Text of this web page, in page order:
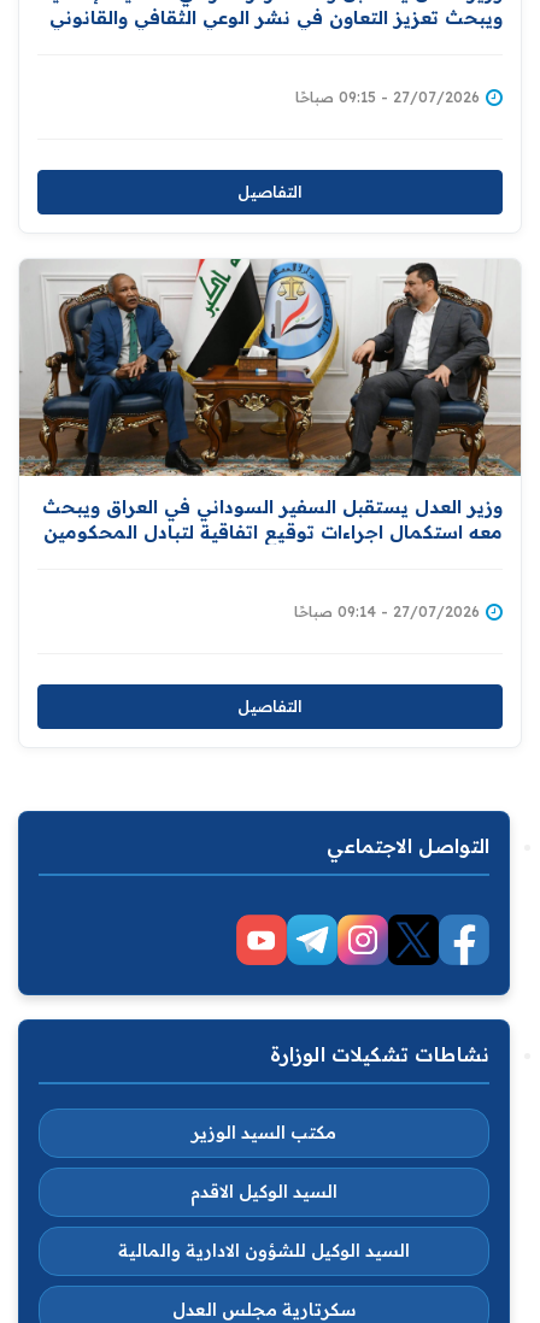
ويبحث تعزيز التعاون في نشر الوعي الثقافي والقانوني
27/07/2026 - 09:15 صباحًا
التفاصيل
وزير العدل يستقبل السفير السوداني في العراق ويبحث
معه استكمال اجراءات توقيع اتفاقية لتبادل المحكومين
27/07/2026 - 09:14 صباحًا
التفاصيل
التواصل الاجتماعي
نشاطات تشكيلات الوزارة
مكتب السيد الوزير
السيد الوكيل الاقدم
السيد الوكيل للشؤون الادارية والمالية
سكرتارية مجلس العدل